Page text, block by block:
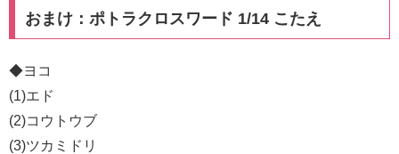
おまけ：ポトラクロスワード 1/14 こたえ
◆ヨコ
(1)エド
(2)コウトウブ
(3)ツカミドリ